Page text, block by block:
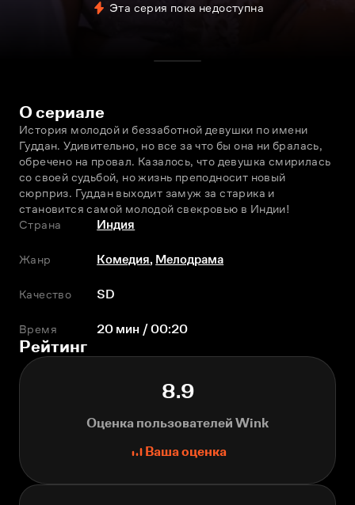
Эта серия пока недоступна
О сериале
История молодой и беззаботной девушки по имени
Гуддан. Удивительно, но все за что бы она ни бралась,
обречено на провал. Казалось, что девушка смирилась
со своей судьбой, но жизнь преподносит новый
сюрприз. Гуддан выходит замуж за старика и
становится самой молодой свекровью в Индии!
Страна
Индия
Жанр Комедия, Мелодрама
Качество SD
Время 20 мин / 00:20
Рейтинг
8.9
Оценка пользователей Wink
Ваша оценка